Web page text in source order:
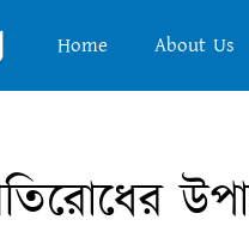
Home About Us